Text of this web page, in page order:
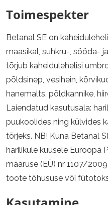
Toimespekter
Betanal SE on
maasikal, suhkru-, sööda-
tõrjub kaheidulehelisi
põldsinep, vesihein,
hanemalts, põldkannike,
Laiendatud kasutusala:
puukoolides ning külvides
tõrjeks. NB! Kuna Betanal
harilikule kuusele Euroopa
määruse (EÜ) nr 1107/
toote tõhususe või